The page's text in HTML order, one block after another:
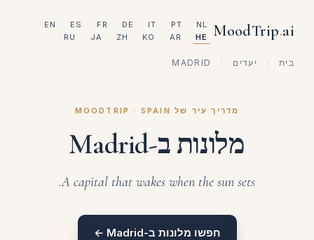
MoodTrip.ai
EN ES FR DE IT PT
NL
RU
JA ZH KO AR HE
בית / יעדים /
MADRID
מדריך עיר של MOODTRIP · SPAIN
מלונות ב-Madrid
A capital that wakes when the sun sets.
חפשו מלונות ב-Madrid ←